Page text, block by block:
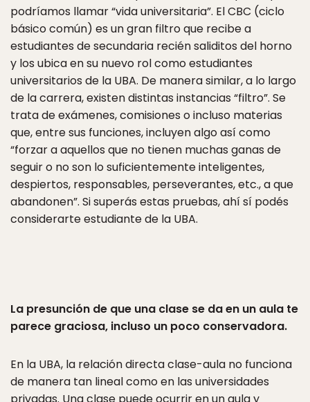
podríamos llamar “vida universitaria”. El CBC (ciclo
básico común) es un gran filtro que recibe a
estudiantes de secundaria recién saliditos del horno
y los ubica en su nuevo rol como estudiantes
universitarios de la UBA. De manera similar, a lo largo
de la carrera, existen distintas instancias “filtro”. Se
trata de exámenes, comisiones o incluso materias
que, entre sus funciones, incluyen algo así como
“forzar a aquellos que no tienen muchas ganas de
seguir o no son lo suficientemente inteligentes,
despiertos, responsables, perseverantes, etc., a que
abandonen”. Si superás estas pruebas, ahí sí podés
considerarte estudiante de la UBA.
La presunción de que una clase se da en un aula te
parece graciosa, incluso un poco conservadora.
En la UBA, la relación directa clase-aula no funciona
de manera tan lineal como en las universidades